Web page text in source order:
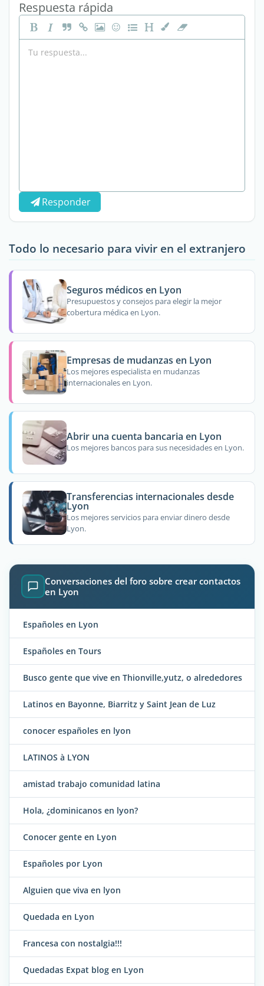
Respuesta rápida
Responder
Todo lo necesario para vivir en el extranjero
Seguros médicos en Lyon
Presupuestos y consejos para elegir la mejor
cobertura médica en Lyon.
Empresas de mudanzas en Lyon
Los mejores especialista en mudanzas
internacionales en Lyon.
Abrir una cuenta bancaria en Lyon
Los mejores bancos para sus necesidades en Lyon.
Transferencias internacionales desde
Lyon
Los mejores servicios para enviar dinero desde
Lyon.
Conversaciones del foro sobre crear contactos
en Lyon
Españoles en Lyon
Españoles en Tours
Busco gente que vive en Thionville,yutz, o alrededores
Latinos en Bayonne, Biarritz y Saint Jean de Luz
conocer españoles en lyon
LATINOS à LYON
amistad trabajo comunidad latina
Hola, ¿dominicanos en lyon?
Conocer gente en Lyon
Españoles por Lyon
Alguien que viva en lyon
Quedada en Lyon
Francesa con nostalgia!!!
Quedadas Expat blog en Lyon